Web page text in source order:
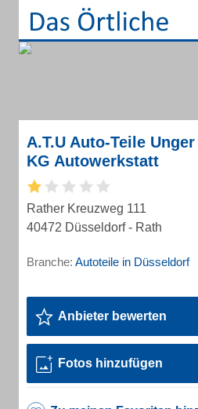
A.T.U Auto-Teile
KG Autowerkstatt
Rather Kreuzweg 111
40472 Düsseldorf - Rath
Branche: Autoteile in Düsseldorf
Anbieter bewerten
Fotos hinzufügen